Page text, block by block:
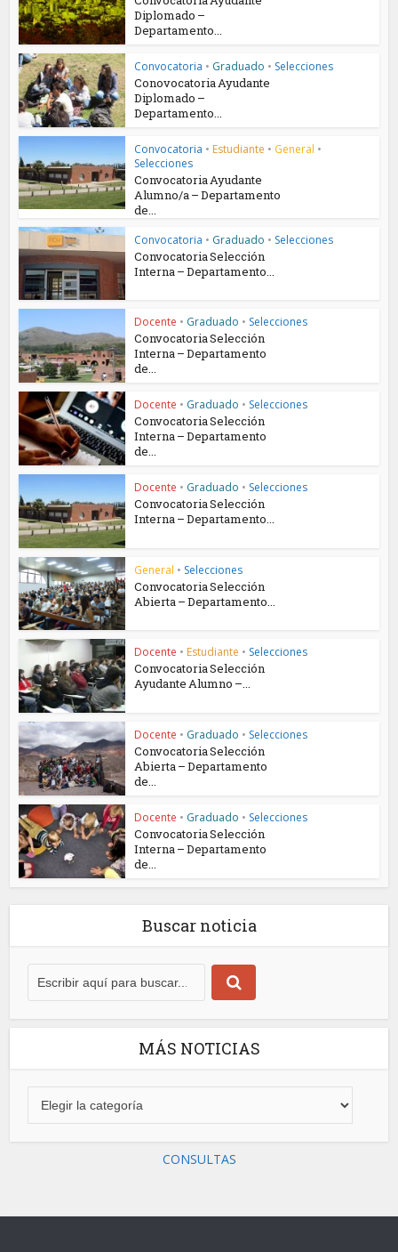
Diplomado –
Departamento...
Convocatoria • Graduado • Selecciones
Conovocatoria Ayudante
Diplomado –
Departamento...
Convocatoria • Estudiante • General •
Selecciones
Convocatoria Ayudante
Alumno/a – Departamento
de...
Convocatoria • Graduado • Selecciones
Convocatoria Selección
Interna – Departamento...
Docente • Graduado • Selecciones
Convocatoria Selección
Interna – Departamento
de...
Docente • Graduado • Selecciones
Convocatoria Selección
Interna – Departamento
de...
Docente • Graduado • Selecciones
Convocatoria Selección
Interna – Departamento...
General • Selecciones
Convocatoria Selección
Abierta – Departamento...
Docente • Estudiante • Selecciones
Convocatoria Selección
Ayudante Alumno –...
Docente • Graduado • Selecciones
Convocatoria Selección
Abierta – Departamento
de...
Docente • Graduado • Selecciones
Convocatoria Selección
Interna – Departamento
de...
Buscar noticia
MÁS NOTICIAS
CONSULTAS